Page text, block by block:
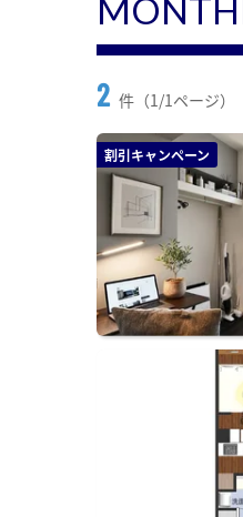
2 件（1/1ページ）
割引キャンペーン